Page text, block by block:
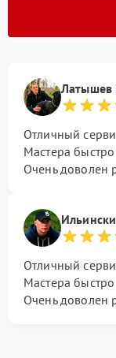
Отличный
Мастера
Очень доволен
Отличный
Мастера
Очень доволен